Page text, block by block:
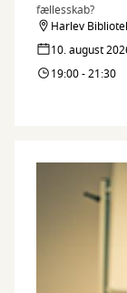
fællesskab?
Harlev
10. august
19:00 - 21:30